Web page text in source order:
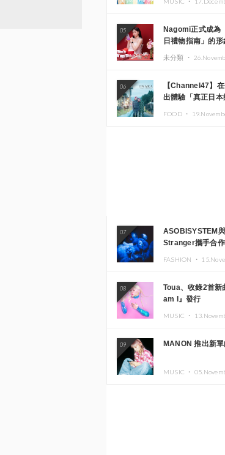
05
Nagomi正式成為
日禮物指南」的形
未分類 ・
06
【Channel47】
出體驗「真正日
FOOD ・
07
ASOBISYSTEM
Stranger攜手合作
FASHION ・
08
Toua、收錄2首新
am I』發行
MUSIC ・
09 MANON 推出新單
MUSIC ・